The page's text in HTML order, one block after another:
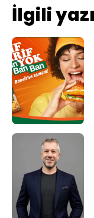
İlgili